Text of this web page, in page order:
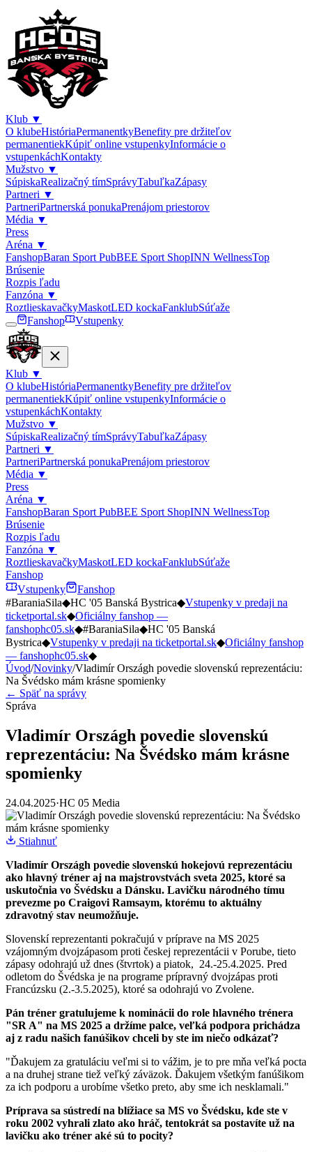
Klub ▼
O klubeHistóriaPermanentkyBenefity pre držiteľov
permanentiekKúpiť online vstupenkyInformácie o
vstupenkáchKontakty
Mužstvo ▼
SúpiskaRealizačný tímSprávyTabuľkaZápasy
Partneri ▼
PartneriPartnerská ponukaPrenájom priestorov
Média ▼
Press
Aréna ▼
FanshopBaran Sport PubBEE Sport ShopINN WellnessTop
Brúsenie
Rozpis ľadu
Fanzóna ▼
RoztlieskavačkyMaskotLED kockaFanklubSúťaže
Fanshop
Vstupenky
Klub ▼
O klubeHistóriaPermanentkyBenefity pre držiteľov
permanentiekKúpiť online vstupenkyInformácie o
vstupenkáchKontakty
Mužstvo ▼
SúpiskaRealizačný tímSprávyTabuľkaZápasy
Partneri ▼
PartneriPartnerská ponukaPrenájom priestorov
Média ▼
Press
Aréna ▼
FanshopBaran Sport PubBEE Sport ShopINN WellnessTop
Brúsenie
Rozpis ľadu
Fanzóna ▼
RoztlieskavačkyMaskotLED kockaFanklubSúťaže
Fanshop
Vstupenky
Fanshop
#BaraniaSila◆HC '05 Banská Bystrica◆Vstupenky v predaji na
ticketportal.sk◆Oficiálny fanshop —
fanshophc05.sk◆#BaraniaSila◆HC '05 Banská
Bystrica◆Vstupenky v predaji na ticketportal.sk◆Oficiálny fanshop
— fanshophc05.sk◆
Úvod/Novinky/Vladimír Országh povedie slovenskú reprezentáciu:
Na Švédsko mám krásne spomienky
← Späť na správy
Správa
Vladimír Országh povedie slovenskú
reprezentáciu: Na Švédsko mám krásne
spomienky
24.04.2025·HC 05 Media
Stiahnuť
Vladimír Országh povedie slovenskú hokejovú reprezentáciu
ako hlavný tréner aj na majstrovstvách sveta 2025, ktoré sa
uskutočnia vo Švédsku a Dánsku. Lavičku národného tímu
prevezme po Craigovi Ramsaym, ktorému to aktuálny
zdravotný stav neumožňuje.
Slovenskí reprezentanti pokračujú v príprave na MS 2025
vzájomným dvojzápasom proti českej reprezentácii v Porube, tieto
zápasy odohrajú už dnes (štvrtok) a piatok, 24.-25.4.2025. Pred
odletom do Švédska je na programe prípravný dvojzápas proti
Francúzsku (2.-3.5.2025), ktoré sa odohrajú vo Zvolene.
Pán tréner gratulujeme k nominácii do role hlavného trénera
"SR A" na MS 2025 a držíme palce, veľká podpora prichádza
aj z radu našich fanúšikov chceli by ste im niečo odkázať?
"Ďakujem za gratuláciu veľmi si to vážim, je to pre mňa veľká pocta
a na druhej strane tiež veľký záväzok. Ďakujem všetkým fanúšikom
za ich podporu a urobíme všetko preto, aby sme ich nesklamali."
Príprava sa sústredí na blížiace sa MS vo Švédsku, kde ste v
roku 2002 vyhrali zlato ako hráč, tentokrát sa postavíte už na
lavičku ako tréner aké sú to pocity?